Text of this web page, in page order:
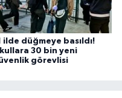
ilde düğmeye basıldı!
30 bin yeni
görevlisi